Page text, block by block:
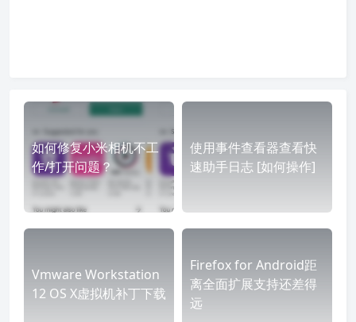
如何修复小米相机不工
作/打开问题？
使用事件查看器查看快
速助手日志 [如何操作]
Vmware Workstation
12 OS X虚拟机补丁下载
Firefox for Android距
离全面扩展支持还差得
远